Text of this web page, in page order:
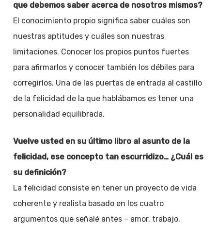
que debemos saber acerca de nosotros mismos?
El conocimiento propio significa saber cuáles son
nuestras aptitudes y cuáles son nuestras
limitaciones. Conocer los propios puntos fuertes
para afirmarlos y conocer también los débiles para
corregirlos. Una de las puertas de entrada al castillo
de la felicidad de la que hablábamos es tener una
personalidad equilibrada.
Vuelve usted en su último libro al asunto de la
felicidad, ese concepto tan escurridizo… ¿Cuál es
su definición?
La felicidad consiste en tener un proyecto de vida
coherente y realista basado en los cuatro
argumentos que señalé antes – amor, trabajo,